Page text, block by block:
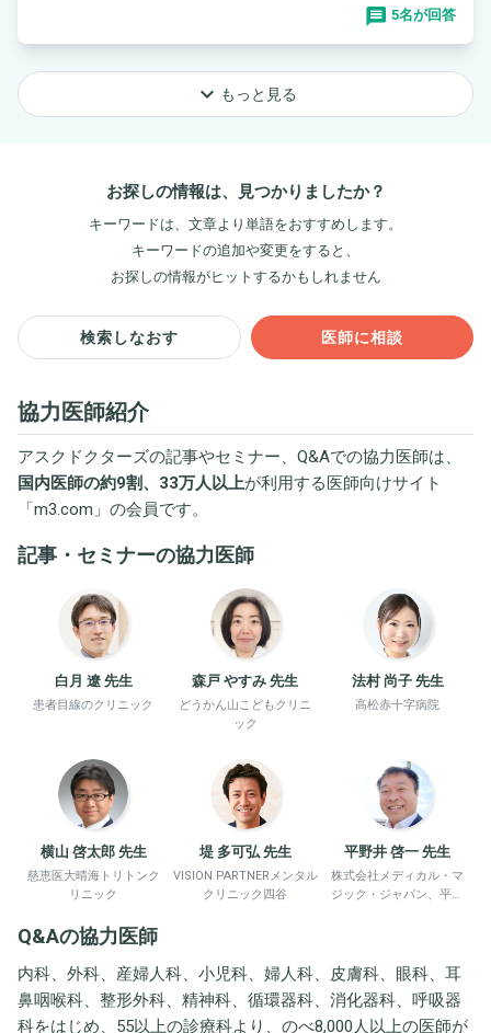
5名が回答
keyboard_arrow_down もっと見る
お探しの情報は、見つかりましたか？
キーワードは、文章より単語をおすすめします。
キーワードの追加や変更をすると、
お探しの情報がヒットするかもしれません
検索しなおす 医師に相談
協力医師紹介
アスクドクターズの記事やセミナー、Q&Aでの協力医師は、
国内医師の約9割、33万人以上が利用する医師向けサイト
「m3.com 」の会員です。
記事・セミナーの協力医師
白月 遼 先生
患者目線のクリニック
森戸 やすみ 先生
どうかん山こどもクリニ
ック
法村 尚子 先生
高松赤十字病院
横山 啓太郎 先生
慈恵医大晴海トリトンク
リニック
堤 多可弘 先生
VISION PARTNERメンタル
クリニック四谷
平野井 啓一 先生
株式会社メディカル・マ
ジック・ジャパン、平野
Q&Aの協力医師
内科、外科、産婦人科、小児科、婦人科、皮膚科、眼科、耳
鼻咽喉科、整形外科、精神科、循環器科、消化器科、呼吸器
科をはじめ、55以上の診療科より、のべ8,000人以上の医師が